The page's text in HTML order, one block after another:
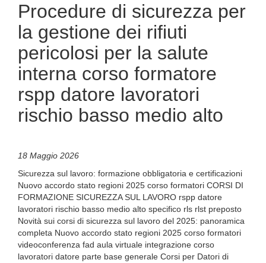
Procedure di sicurezza per
la gestione dei rifiuti
pericolosi per la salute
interna corso formatore
rspp datore lavoratori
rischio basso medio alto
18 Maggio 2026
Sicurezza sul lavoro: formazione obbligatoria e certificazioni
Nuovo accordo stato regioni 2025 corso formatori CORSI DI
FORMAZIONE SICUREZZA SUL LAVORO rspp datore
lavoratori rischio basso medio alto specifico rls rlst preposto
Novità sui corsi di sicurezza sul lavoro del 2025: panoramica
completa Nuovo accordo stato regioni 2025 corso formatori
videoconferenza fad aula virtuale integrazione corso
lavoratori datore parte base generale Corsi per Datori di